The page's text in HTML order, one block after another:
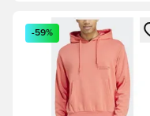
Otvorí modál na
-59%